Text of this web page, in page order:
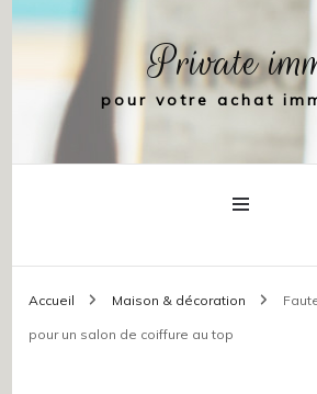
Private
pour votre achat
Accueil Maison & décoration
pour un salon de coiffure au top